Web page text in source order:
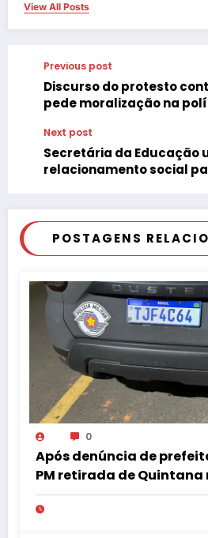
View All Posts
Previous post
Discurso do protesto
pede moralização na
Next post
Secretária da Educação
relacionamento social
POSTAGENS
0
Após denúncia de
PM retirada de Quintana